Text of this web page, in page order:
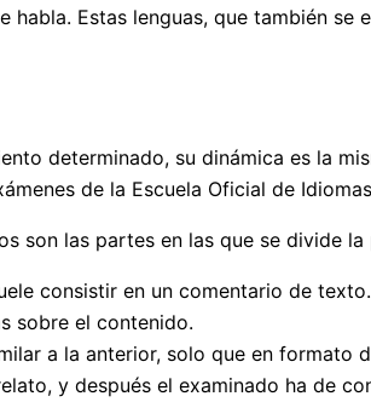
Estas lenguas, que también
determinado, su dinámica es la
de la Escuela Oficial de
son las partes en las que se divide la
consistir en un comentario de
sobre el contenido.
a la anterior, solo que en formato
y después el examinado ha de